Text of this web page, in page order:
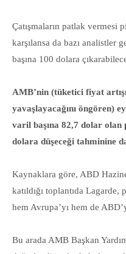
Çatışmaların patlak vermesi
karşılansa da bazı analistler
başına 100 dolara
AMB’nin (tüketici fiyat
yavaşlayacağını öngören)
varil başına 82,7 dolar olan
dolara düşeceği tahminine
Kaynaklara göre, ABD
katıldığı toplantıda
hem Avrupa’yı hem de
Bu arada AMB Başkan